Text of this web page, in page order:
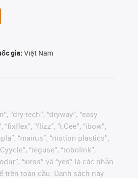
gia:Việt Nam
“dry-tech”, “dryway”, “easy
“flizz”, “i.Cee”, “ibow”,
“manus”, “motion plastics”,
“reguse”, “robolink”,
“xiros” và “yes” là các nhãn
trên toàn cầu. Danh sách này